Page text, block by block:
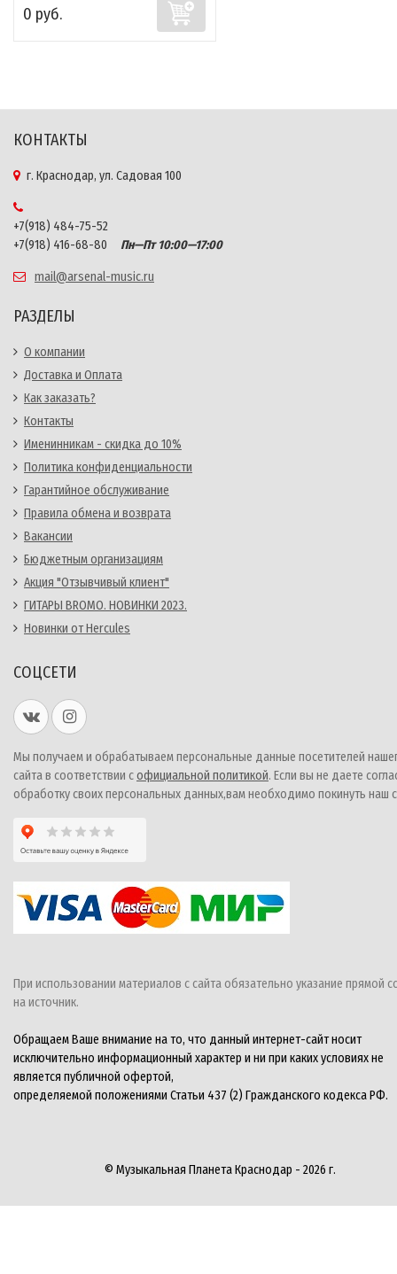
0 руб.
КОНТАКТЫ
г. Краснодар, ул. Садовая 100
+7(918) 484-75-52
+7(918) 416-68-80
Пн—Пт 10:00—17:00
mail@arsenal-music.ru
РАЗДЕЛЫ
О компании
Доставка и Оплата
Как заказать?
Контакты
Именинникам - скидка до 10%
Политика конфиденциальности
Гарантийное обслуживание
Правила обмена и возврата
Вакансии
Бюджетным организациям
Акция "Отзывчивый клиент"
ГИТАРЫ BROMO. НОВИНКИ 2023.
Новинки от Hercules
СОЦСЕТИ
Мы получаем и обрабатываем персональные данные посетителей
сайта в соответствии софициальной политикой. Если вы не даете
обработку своих персональных данных,вам необходимо покинуть наш
При использовании материалов с сайта обязательно указание прямой
на источник.
Обращаем Ваше внимание на то, что данный интернет-сайт носит
исключительно информационный характер и ни при каких условиях не
является публичной офертой,
определяемой положениями Статьи 437 (2) Гражданского кодекса РФ.
© Музыкальная Планета Краснодар - 2026 г.